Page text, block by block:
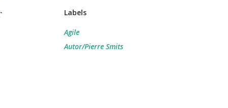
Labels
Agile
Autor/Pierre Smits